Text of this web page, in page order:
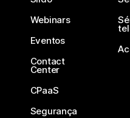
Webinars
Eventos
Contact
Center
CPaaS
Segurança